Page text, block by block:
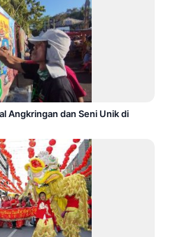
Angkringan dan Seni Unik di